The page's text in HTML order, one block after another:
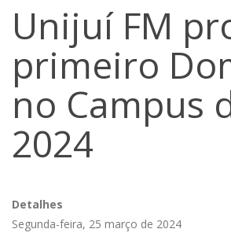
Unijuí FM
primeiro
no Campus
2024
Detalhes
Segunda-feira, 25 março de 2024